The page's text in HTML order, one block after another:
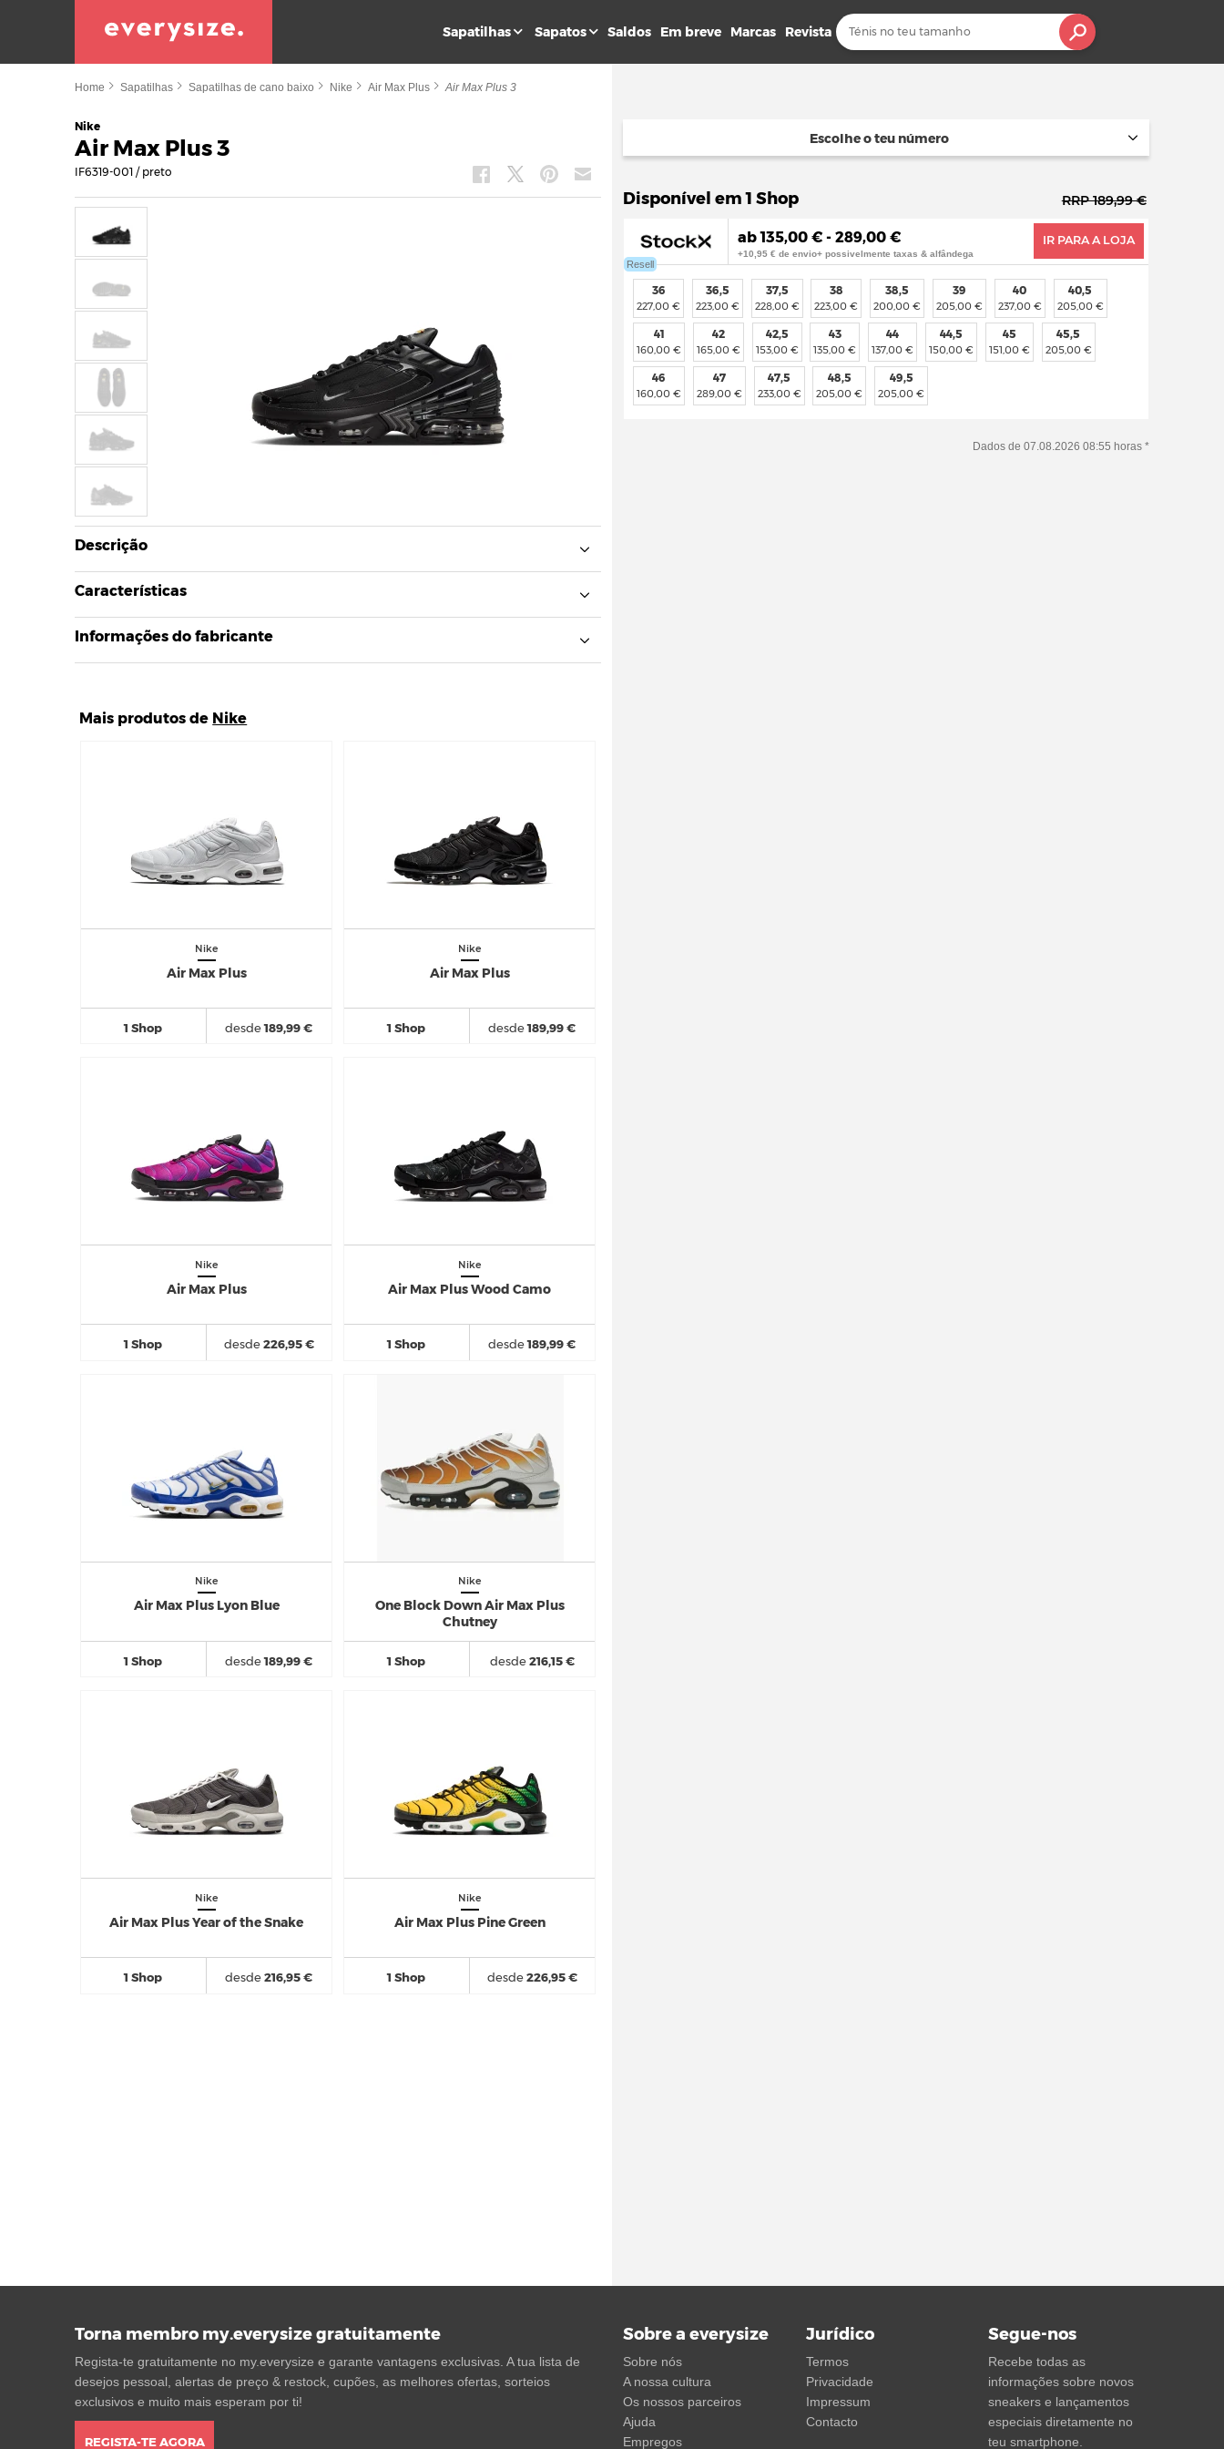
Sapatilhas Sapatos Saldos Em breve Marcas Revista
Home Sapatilhas Sapatilhas de cano baixo Nike Air Max Plus Air Max Plus 3
Nike
Air Max Plus 3
IF6319-001 / preto
Descrição
Características
Informações do fabricante
Mais produtos de Nike
Nike
Air Max Plus
1 Shop desde189,99 €
Nike
Air Max Plus
1 Shop desde189,99 €
Nike
Air Max Plus
1 Shop desde226,95 €
Nike
Air Max Plus Wood Camo
1 Shop desde189,99 €
Nike
Air Max Plus Lyon Blue
1 Shop desde189,99 €
Nike
One Block Down Air Max Plus
Chutney
1 Shop desde216,15 €
Nike
Air Max Plus Year of the Snake
1 Shop desde216,95 €
Nike
Air Max Plus Pine Green
1 Shop desde226,95 €
Escolhe o teu número
Disponível em 1 Shop RRP 189,99 €
Resell
ab 135,00 € - 289,00 €
+10,95 € de envio+ possivelmente taxas & alfândega
IR PARA A LOJA
36
227,00 €
36,5
223,00 €
37,5
228,00 €
38
223,00 €
38,5
200,00 €
39
205,00 €
40
237,00 €
40,5
205,00 €
41
160,00 €
42
165,00 €
42,5
153,00 €
43
135,00 €
44
137,00 €
44,5
150,00 €
45
151,00 €
45,5
205,00 €
46
160,00 €
47
289,00 €
47,5
233,00 €
48,5
205,00 €
49,5
205,00 €
Dados de 07.08.2026 08:55 horas *
Torna membro my.everysize gratuitamente
Regista-te gratuitamente no my.everysize e garante vantagens exclusivas. A tua lista de
desejos pessoal, alertas de preço & restock, cupões, as melhores ofertas, sorteios
exclusivos e muito mais esperam por ti!
REGISTA-TE AGORA
Sobre a everysize
Sobre nós
A nossa cultura
Os nossos parceiros
Ajuda
Empregos
Jurídico
Termos
Privacidade
Impressum
Contacto
Segue-nos
Recebe todas as
informações sobre novos
sneakers e lançamentos
especiais diretamente no
teu smartphone.